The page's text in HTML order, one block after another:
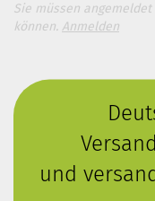
Sie müssen
können. Anmelden
und